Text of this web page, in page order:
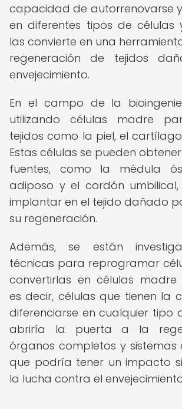
capacidad de autorrenovarse
en diferentes tipos de células
las convierte en una
regeneración de tejidos
envejecimiento.
En el campo de la
utilizando células madre
tejidos como la piel, el
Estas células se pueden
fuentes, como la médula
adiposo y el cordón
implantar en el tejido dañado
su regeneración.
Además, se están
técnicas para reprogramar
convertirlas en células madre
es decir, células que tienen la
diferenciarse en cualquier tipo
abriría la puerta a la
órganos completos y sistemas
que podría tener un impacto
la lucha contra el